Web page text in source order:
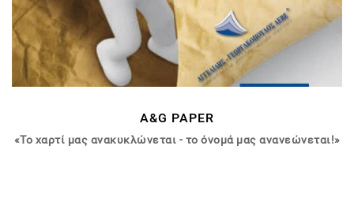
A&G PAPER
«Το χαρτί μας ανακυκλώνεται -το όνομά μας ανανεώνεται!»